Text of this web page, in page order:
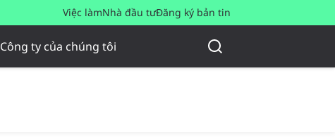
Việc làmNhà đầu tưĐăng ký bản tin
Công ty của chúng tôi